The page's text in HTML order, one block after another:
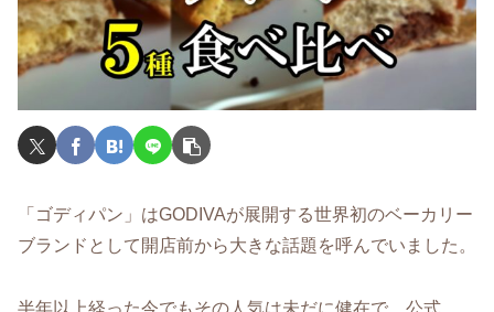
「ゴディパン」はGODIVAが展開する世界初のベーカリー
ブランドとして開店前から大きな話題を呼んでいました。